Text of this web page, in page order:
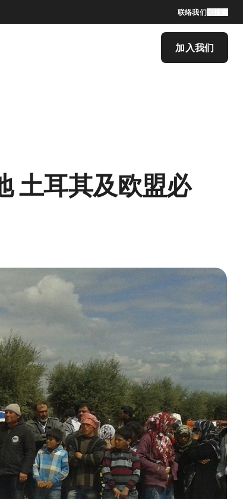
联络我们
加入我们
土耳其及欧盟必